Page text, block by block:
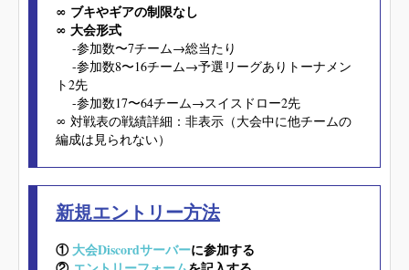
∞ ブキやギアの制限なし
∞ 大会形式
-参加数〜7チーム→総当たり
-参加数8〜16チーム→予選リーグありトーナメン
ト2先
-参加数17〜64チーム→スイスドロー2先
∞ 対戦表の戦績詳細：非表示（大会中に他チームの
編成は見られない）
新規エントリー方法
①大会Discordサーバーに参加する